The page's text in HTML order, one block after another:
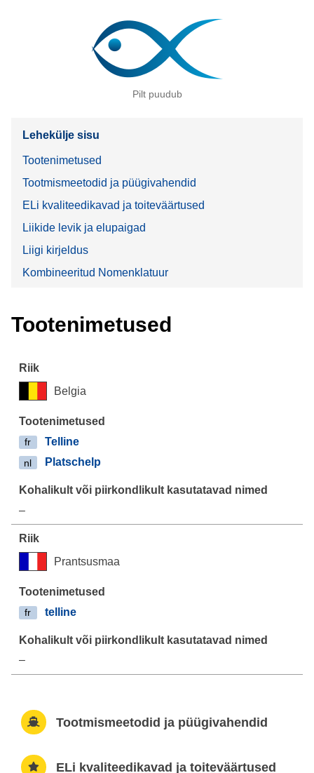
Pilt puudub
Lehekülje sisu
Tootenimetused
Tootmismeetodid ja püügivahendid
ELi kvaliteedikavad ja toiteväärtused
Liikide levik ja elupaigad
Liigi kirjeldus
Kombineeritud Nomenklatuur
Tootenimetused
Belgia
fr Telline
nl Platschelp
–
Prantsusmaa
fr telline
–
Tootmismeetodid ja püügivahendid
ELi kvaliteedikavad ja toiteväärtused